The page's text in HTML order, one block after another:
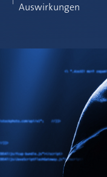
Auswirkungen